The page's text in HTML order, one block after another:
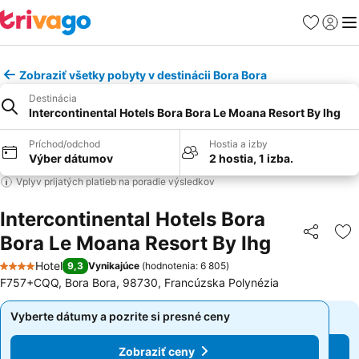
Obľúbené
Zobraziť všetky pobyty v destinácii Bora Bora
Destinácia
Intercontinental Hotels Bora Bora Le Moana Resort By Ihg
Príchod/odchod
Výber dátumov
Hostia a izby
2 hostia, 1 izba.
Vplyv prijatých platieb na poradie výsledkov
Intercontinental Hotels Bora
Bora Le Moana Resort By Ihg
Zdieľať
4 Počet hviezdičiek
Hotel 9,3 Vynikajúce (hodnotenia: 6 805)
F757+CQQ, Bora Bora, 98730, Francúzska Polynézia
Vyberte dátumy a pozrite si presné ceny
Zobraziť ceny
Vyberte dátumy a pozrite si presné ceny
Zobraziť ceny